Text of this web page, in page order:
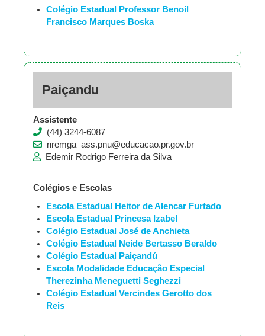
Colégio Estadual Professor Benoil
Francisco Marques Boska
Paiçandu
Assistente
(44) 3244-6087
nremga_ass.pnu@educacao.pr.gov.br
Edemir Rodrigo Ferreira da Silva
Colégios e Escolas
Escola Estadual Heitor de Alencar Furtado
Escola Estadual Princesa Izabel
Colégio Estadual José de Anchieta
Colégio Estadual Neide Bertasso Beraldo
Colégio Estadual Paiçandú
Escola Modalidade Educação Especial
Therezinha Meneguetti Seghezzi
Colégio Estadual Vercindes Gerotto dos
Reis